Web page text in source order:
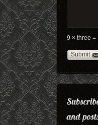
9 × three =
Submit